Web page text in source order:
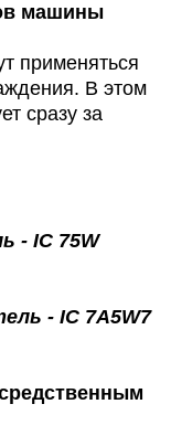
машины
применяться
В этом
сразу за
- IC 75W
- IC 7A5W7